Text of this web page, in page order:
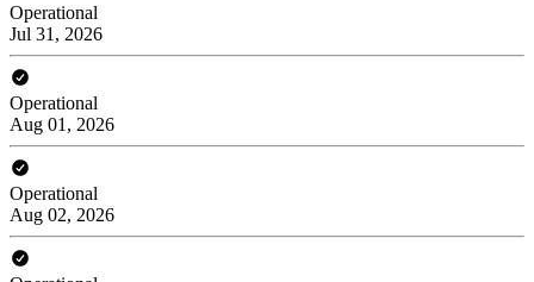
Operational
Jul 31, 2026
Operational
Aug 01, 2026
Operational
Aug 02, 2026